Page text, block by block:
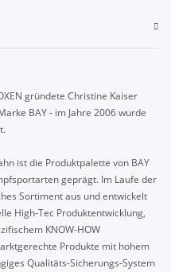
gründete Christine Kaiser
BAY - im Jahre 2006 wurde
ist die Produktpalette von BAY
geprägt. Im Laufe der
Sortiment aus und entwickelt
High-Tec Produktentwicklung,
KNOW-HOW
Produkte mit hohem
Qualitäts-Sicherungs-System